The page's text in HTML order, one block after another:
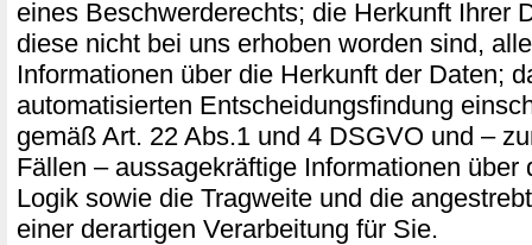
eines Beschwerderechts; die Herkunft Ihrer
diese nicht bei uns erhoben worden sind,
Informationen über die Herkunft der Daten;
automatisierten Entscheidungsfindung
gemäß Art. 22 Abs.1 und 4 DSGVO und –
Fällen – aussagekräftige Informationen über
Logik sowie die Tragweite und die
einer derartigen Verarbeitung für Sie.